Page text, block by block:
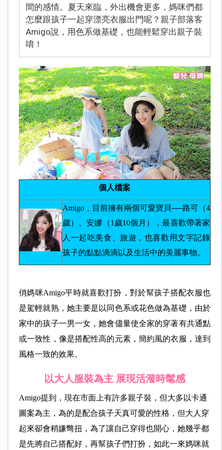
間的感情。夏天來臨，外出機會更多，媽咪們都
怎麼跟孩子一起穿漂亮衣服出門呢？親子部落客
Amigo說，用色系做基礎，也能輕鬆穿出親子裝
唷！
個人檔案
Amigo，目前擁有兩個可愛寶貝──路可（4
歲）、安娜（1歲10個月），最喜歡帶著家
人一起吃美食、旅遊，也喜歡用文字記錄
孩子的點點滴滴以及生活中的美麗事物。
俏媽咪Amigo平時就喜歡打扮，對於幫孩子搭配衣服也
是駕輕就熟，她主要是以同色系或花色做為基礎，由於
家中的孩子一男一女，她會儘量使全家的穿著有共通點
或一致性，像是搭配性高的元素，簡約風的衣服，達到
風格一致的效果。
以大人服裝為主 展現活潑時髦感
Amigo提到，現在市面上有許多親子裝，但大多以卡通
圖案為主，為的是配合孩子天真可愛的性格，但大人穿
起來卻會稍嫌彆扭，為了讓自己穿得也開心，她幾乎都
是先將自己搭配好，再幫孩子們打扮，如此一來媽咪就